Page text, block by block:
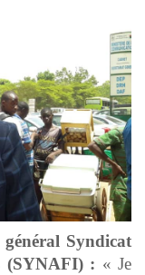
Syndicat
(SYNAFI) : « Je